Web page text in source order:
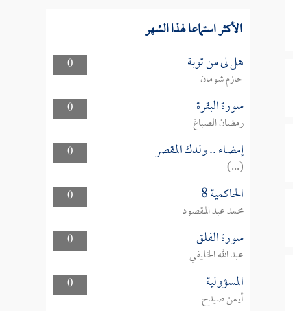
الأكثر استماعا لهذا الشهر
0 هل لى من توبة
حازم شومان
0
سورة البقرة
رمضان الصباغ
0
إمضاء .. ولدك المقصر
(...)
0
الحاكمية 8
محمد عبد المقصود
0
سورة الفلق
عبد الله الخليفي
0
المسؤولية
أيمن صيدح